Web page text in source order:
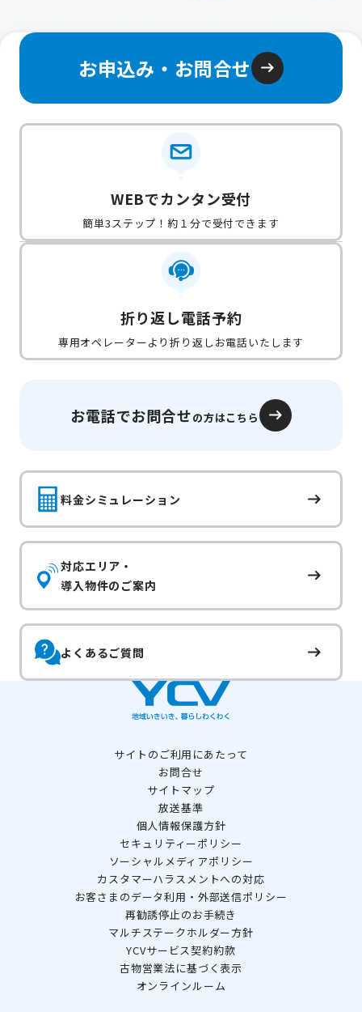
お申込み・お問合せ
WEBでカンタン受付
簡単3ステップ！約１分で受付できます
折り返し電話予約
専用オペレーターより折り返しお電話いたします
お電話でお問合せの方はこちら
料金シミュレーション
対応エリア・
導入物件のご案内
よくあるご質問
サイトのご利用にあたって
お問合せ
サイトマップ
放送基準
個人情報保護方針
セキュリティーポリシー
ソーシャルメディアポリシー
カスタマーハラスメントへの対応
お客さまのデータ利用・外部送信ポリシー
再勧誘停止のお手続き
マルチステークホルダー方針
YCVサービス契約約款
古物営業法に基づく表示
オンラインルーム